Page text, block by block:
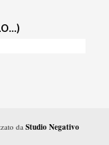
da Studio Negativo